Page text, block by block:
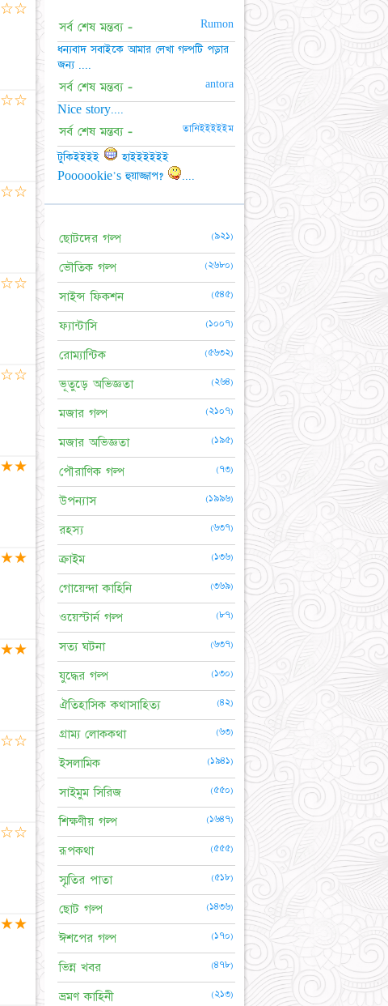
☆☆
☆☆
☆☆
☆☆
☆☆
★★
★★
★★
☆☆
☆☆
★★
সর্ব শেষ মন্তব্য - Rumon
ধন্যবাদ সবাইকে আমার লেখা গল্পটি পড়ার
জন্য ....
সর্ব শেষ মন্তব্য - antora
Nice story....
সর্ব শেষ মন্তব্য - তানিইইইইইম
টুকিইইইই
হাইইইইইই
Poooookie's হুয়াজ্জাপ?
....
ছোটদের গল্প (৯২১)
ভৌতিক গল্প (২৬৮০)
সাইন্স ফিকশন (৫৪৫)
ফ্যান্টাসি (১০০৭)
রোম্যান্টিক (৫৬৩২)
ভূতুড়ে অভিজ্ঞতা (২৬৪)
মজার গল্প (২১০৭)
মজার অভিজ্ঞতা (১৯৫)
পৌরাণিক গল্প (৭৩)
উপন্যাস (১৯৯৬)
রহস্য (৬৩৭)
ক্রাইম (১৩৬)
গোয়েন্দা কাহিনি (৩৬৯)
ওয়েস্টার্ন গল্প (৮৭)
সত্য ঘটনা (৬৩৭)
যুদ্ধের গল্প (১৩০)
ঐতিহাসিক কথাসাহিত্য (৪২)
গ্রাম্য লোককথা (৬৩)
ইসলামিক (১৯৪১)
সাইমুম সিরিজ (৫৫০)
শিক্ষণীয় গল্প (১৬৪৭)
রূপকথা (৫৫৫)
স্মৃতির পাতা (৫১৮)
ছোট গল্প (১৪৩৬)
ঈশপের গল্প (১৭০)
ভিন্ন খবর (৪৭৮)
ভ্রমণ কাহিনী (২১৩)